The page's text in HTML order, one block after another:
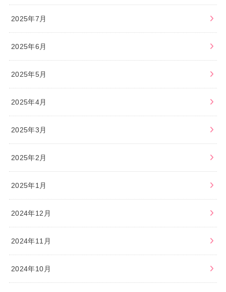
2025年7月
2025年6月
2025年5月
2025年4月
2025年3月
2025年2月
2025年1月
2024年12月
2024年11月
2024年10月